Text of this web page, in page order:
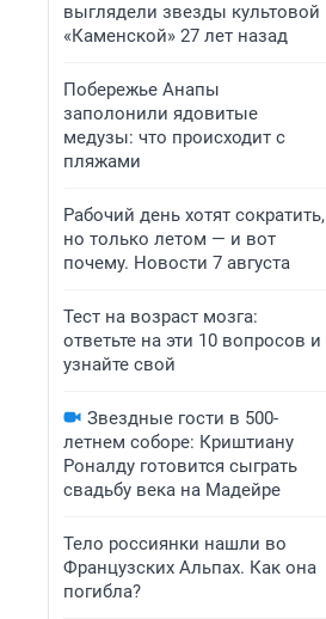
выглядели звезды культовой
«Каменской» 27 лет назад
Побережье Анапы
заполонили ядовитые
медузы: что происходит с
пляжами
Рабочий день хотят сократить,
но только летом — и вот
почему. Новости 7 августа
Тест на возраст мозга:
ответьте на эти 10 вопросов и
узнайте свой
Звездные гости в 500-
летнем соборе: Криштиану
Роналду готовится сыграть
свадьбу века на Мадейре
Тело россиянки нашли во
Французских Альпах. Как она
погибла?